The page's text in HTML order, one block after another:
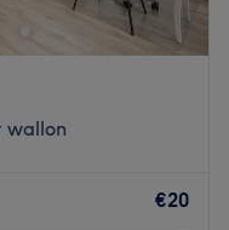
en
schuin over
thuisvoelt in mijn
wallon
€20